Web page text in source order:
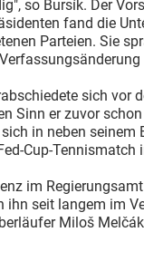
so Bursík. Der
fand die
Parteien. Sie
sich vor
Sinn er zuvor
in neben seinem
Cup-Tennismatch
im
ihn seit langem im
Miloš